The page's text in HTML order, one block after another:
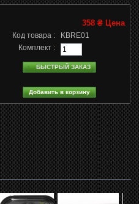
358 ₴Цена
Код товара :
KBRE01
Комплект :
БЫСТРЫЙ ЗАКАЗ